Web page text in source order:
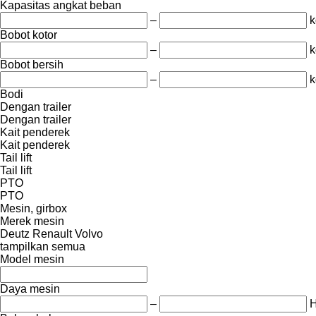
Kapasitas angkat beban
–
Bobot kotor
–
Bobot bersih
–
Bodi
Dengan trailer
Dengan trailer
Kait penderek
Kait penderek
Tail lift
Tail lift
PTO
PTO
Mesin, girbox
Merek mesin
Deutz Renault Volvo
tampilkan semua
Model mesin
Daya mesin
–